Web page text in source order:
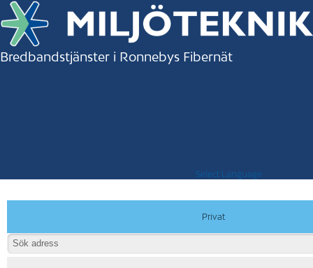
Bredbandstjänster i Ronnebys Fibernät
Select Language
Privat